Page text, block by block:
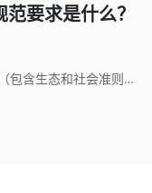
要求是什么？
全球有机纺织品标准（GOTS）是有机纤维（包含生态和社会准则）纺织加工之全球领先标准，对于整体纺织供应链提供独立认证之标准。